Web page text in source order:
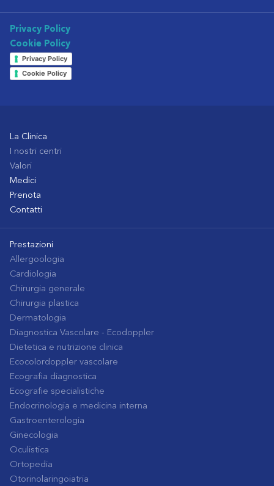
Privacy Policy
Cookie Policy
Privacy Policy
Cookie Policy
La Clinica
I nostri centri
Valori
Medici
Prenota
Contatti
Prestazioni
Allergoologia
Cardiologia
Chirurgia generale
Chirurgia plastica
Dermatologia
Diagnostica Vascolare - Ecodoppler
Dietetica e nutrizione clinica
Ecocolordoppler vascolare
Ecografia diagnostica
Ecografie specialistiche
Endocrinologia e medicina interna
Gastroenterologia
Ginecologia
Oculistica
Ortopedia
Otorinolaringoiatria